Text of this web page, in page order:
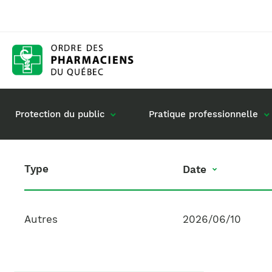
Protection du public Pratique professionnelle
Gestion de mon dossier
Exercice en société
Type Date
Date
Autres 2026/06/10